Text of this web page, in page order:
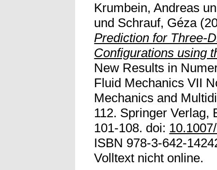
Krumbein, Andreas
und Schrauf, Géza
Prediction for Three-
Configurations using
New Results in
Fluid Mechanics VII
Mechanics and
112. Springer Verlag,
101-108. doi:
ISBN 978-3-642-
Volltext nicht online.